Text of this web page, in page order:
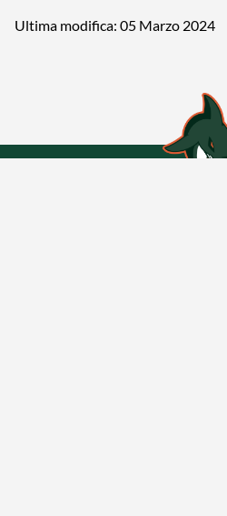
Ultima modifica: 05 Marzo 2024